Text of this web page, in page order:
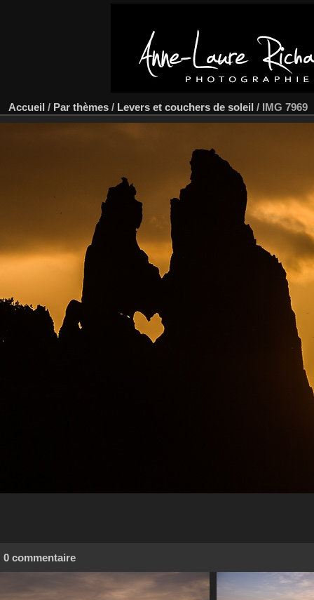
Accueil / Par thèmes / Levers et couchers de soleil / IMG 7969
0 commentaire